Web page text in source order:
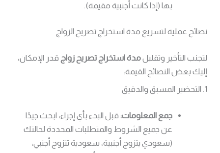
بها (إذا كانت أجنبية مقيمة).
نصائح عملية لتسريع مدة استخراج تصريح الزواج
لتجنب التأخير وتقليلمدة استخراج تصريح زواج قدر الإمكان،
إليك بعض النصائح القيمة:
1. التحضير المسبق والدقيق
جمع المعلومات: قبل البدء بأي إجراء، ابحث جيدًا
عن جميع الشروط والمتطلبات المحددة لحالتك
(سعودي يتزوج أجنبية، سعودية تتزوج أجنبي،